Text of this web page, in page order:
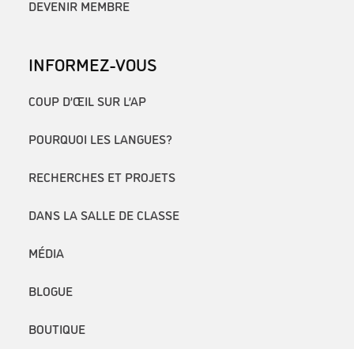
DEVENIR MEMBRE
INFORMEZ-VOUS
COUP D’ŒIL SUR L’AP
POURQUOI LES LANGUES?
RECHERCHES ET PROJETS
DANS LA SALLE DE CLASSE
MÉDIA
BLOGUE
BOUTIQUE